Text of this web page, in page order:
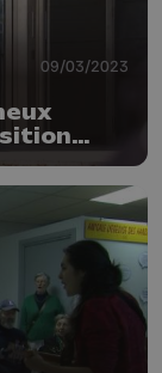
09/03/2023